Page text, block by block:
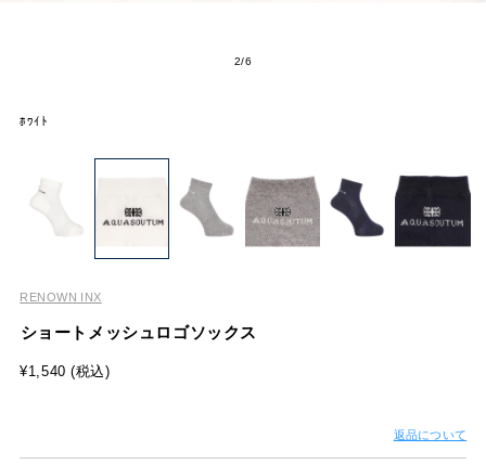
2/6
ﾎﾜｲﾄ
RENOWN INX
ショートメッシュロゴソックス
¥1,540 (税込)
返品について